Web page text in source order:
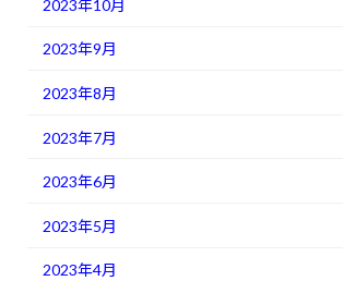
2023年10月
2023年9月
2023年8月
2023年7月
2023年6月
2023年5月
2023年4月